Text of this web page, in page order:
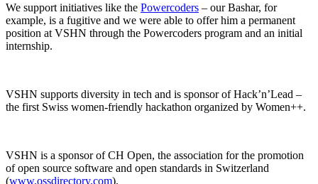
We support initiatives like the Powercoders – our Bashar, for
example, is a fugitive and we were able to offer him a permanent
position at VSHN through the Powercoders program and an initial
internship.
VSHN supports diversity in tech and is sponsor of Hack’n’Lead –
the first Swiss women-friendly hackathon organized by Women++.
VSHN is a sponsor of CH Open, the association for the promotion
of open source software and open standards in Switzerland
(www.ossdirectory.com).